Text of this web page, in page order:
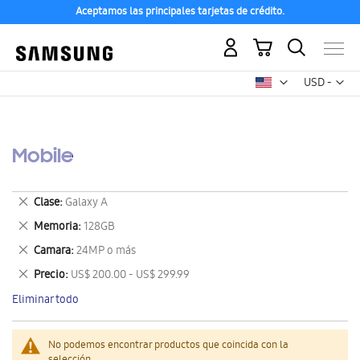
Aceptamos las principales tarjetas de crédito.
USD -
dólar
Mi carrito
Mobile
No podemos encontrar productos que coincida con la
Clase Galaxy A
Eliminar
este
artículo
Memoria 128GB
Eliminar
este
artículo
Camara 24MP o más
Eliminar
este
artículo
Precio US$ 200.00 - US$ 299.99
Eliminar
este
artículo
Eliminar todo